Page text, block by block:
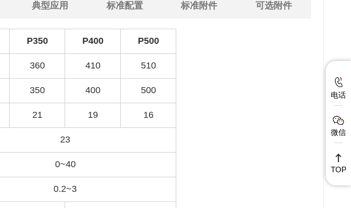
典型应用 标准配置 标准附件 可选附件
P350 P400 P500
360 410 510
350 400 500
21 19 16
23
0~40
0.2~3
电话
微信
TOP